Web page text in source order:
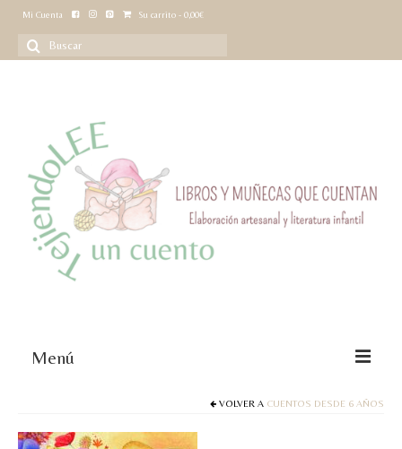
Mi Cuenta Su carrito - 0,00€
Buscar
por:
Menú
VOLVER A CUENTOS DESDE 6 AÑOS